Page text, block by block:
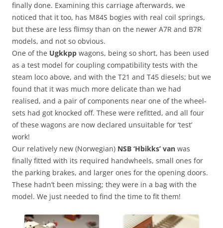
finally done. Examining this carriage afterwards, we
noticed that it too, has M84S bogies with real coil springs,
but these are less flimsy than on the newer A7R and B7R
models, and not so obvious.
One of the Ugkkpp wagons, being so short, has been used
as a test model for coupling compatibility tests with the
steam loco above, and with the T21 and T45 diesels; but we
found that it was much more delicate than we had
realised, and a pair of components near one of the wheel-
sets had got knocked off. These were refitted, and all four
of these wagons are now declared unsuitable for ‘test’
work!
Our relatively new (Norwegian) NSB ‘Hbikks’ van was
finally fitted with its required handwheels, small ones for
the parking brakes, and larger ones for the opening doors.
These hadn’t been missing; they were in a bag with the
model. We just needed to find the time to fit them!